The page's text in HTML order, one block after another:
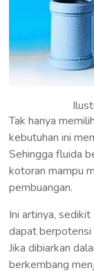
Tak hanya
kebutuhan ini
Sehingga fluida
kotoran mampu
pembuangan.
Ini artinya,
dapat berpotensi
Jika dibiarkan
berkembang